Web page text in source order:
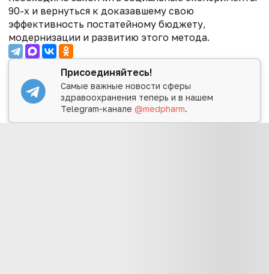
90-х и вернуться к доказавшему свою
эффективность постатейному бюджету,
модернизации и развитию этого метода.
Присоединяйтесь!
Самые важные новости сферы
здравоохранения теперь и в нашем
Telegram-канале@medpharm.